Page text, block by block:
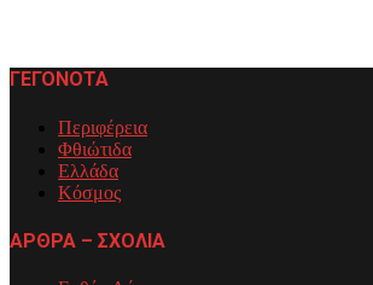
ΓΕΓΟΝΟΤΑ
Περιφέρεια
Φθιώτιδα
Ελλάδα
Κόσμος
ΑΡΘΡΑ – ΣΧΟΛΙΑ